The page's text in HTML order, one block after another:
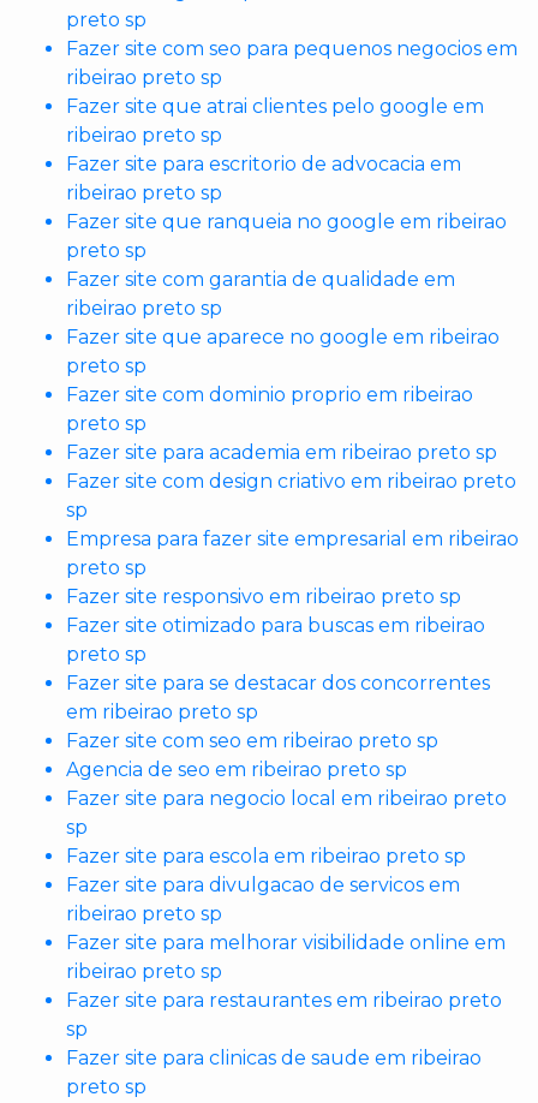
preto sp
Fazer site com seo para pequenos negocios em
ribeirao preto sp
Fazer site que atrai clientes pelo google em
ribeirao preto sp
Fazer site para escritorio de advocacia em
ribeirao preto sp
Fazer site que ranqueia no google em ribeirao
preto sp
Fazer site com garantia de qualidade em
ribeirao preto sp
Fazer site que aparece no google em ribeirao
preto sp
Fazer site com dominio proprio em ribeirao
preto sp
Fazer site para academia em ribeirao preto sp
Fazer site com design criativo em ribeirao preto
sp
Empresa para fazer site empresarial em ribeirao
preto sp
Fazer site responsivo em ribeirao preto sp
Fazer site otimizado para buscas em ribeirao
preto sp
Fazer site para se destacar dos concorrentes
em ribeirao preto sp
Fazer site com seo em ribeirao preto sp
Agencia de seo em ribeirao preto sp
Fazer site para negocio local em ribeirao preto
sp
Fazer site para escola em ribeirao preto sp
Fazer site para divulgacao de servicos em
ribeirao preto sp
Fazer site para melhorar visibilidade online em
ribeirao preto sp
Fazer site para restaurantes em ribeirao preto
sp
Fazer site para clinicas de saude em ribeirao
preto sp